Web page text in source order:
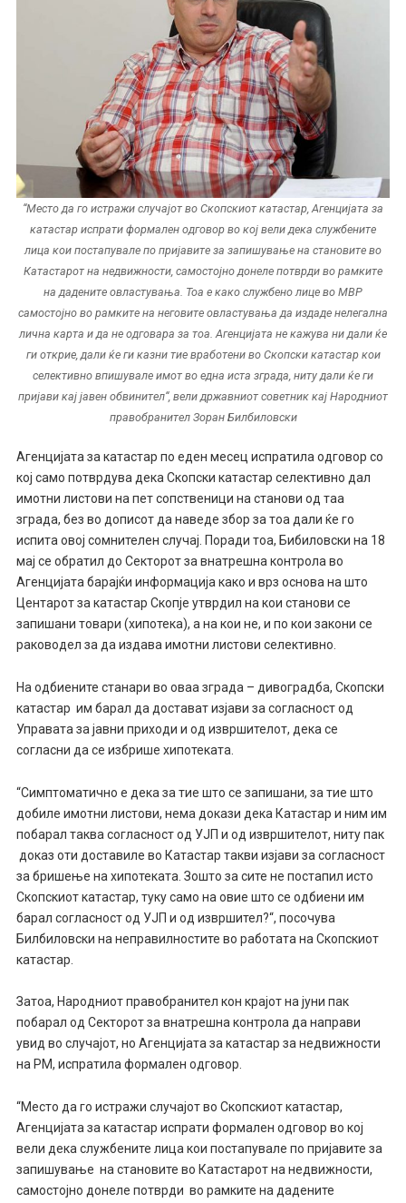
“Место да го истражи случајот во Скопскиот катастар, Агенцијата за
катастар испрати формален одговор во кој вели дека службените
лица кои постапувале по пријавите за запишување на становите во
Катастарот на недвижности, самостојно донеле потврди во рамките
на дадените овластувања. Тоа е како службено лице во МВР
самостојно во рамките на неговите овластувања да издаде нелегална
лична карта и да не одговара за тоа. Агенцијата не кажува ни дали ќе
ги открие, дали ќе ги казни тие вработени во Скопски катастар кои
селективно впишувале имот во една иста зграда, ниту дали ќе ги
пријави кај јавен обвинител“, вели државниот советник кај Народниот
правобранител Зоран Билбиловски
Агенцијата за катастар по еден месец испратила одговор со
кој само потврдува дека Скопски катастар селективно дал
имотни листови на пет сопственици на станови од таа
зграда, без во дописот да наведе збор за тоа дали ќе го
испита овој сомнителен случај. Поради тоа, Бибиловски на 18
мај се обратил до Секторот за внатрешна контрола во
Агенцијата барајќи информација како и врз основа на што
Центарот за катастар Скопје утврдил на кои станови се
запишани товари (хипотека), а на кои не, и по кои закони се
раководел за да издава имотни листови селективно.
На одбиените станари во оваа зграда – дивоградба, Скопски
катастар им барал да достават изјави за согласност од
Управата за јавни приходи и од извршителот, дека се
согласни да се избрише хипотеката.
“Симптоматично е дека за тие што се запишани, за тие што
добиле имотни листови, нема докази дека Катастар и ним им
побарал таква согласност од УЈП и од извршителот, ниту пак
доказ оти доставиле во Катастар такви изјави за согласност
за бришење на хипотеката. Зошто за сите не постапил исто
Скопскиот катастар, туку само на овие што се одбиени им
барал согласност од УЈП и од извршител?“, посочува
Билбиловски на неправилностите во работата на Скопскиот
катастар.
Затоа, Народниот правобранител кон крајот на јуни пак
побарал од Секторот за внатрешна контрола да направи
увид во случајот, но Агенцијата за катастар за недвижности
на РМ, испратила формален одговор.
“Место да го истражи случајот во Скопскиот катастар,
Агенцијата за катастар испрати формален одговор во кој
вели дека службените лица кои постапувале по пријавите за
запишување на становите во Катастарот на недвижности,
самостојно донеле потврди во рамките на дадените